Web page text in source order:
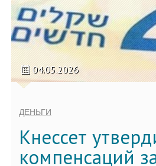
04.05.2026
ДЕНЬГИ
Кнессет
компенсаций